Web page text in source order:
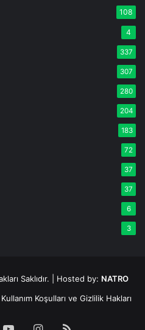
108
4
337
307
280
204
183
72
37
37
6
3
Saklıdır. | Hosted by: NATRO
Kullanım Koşulları ve Gizlilik Hakları